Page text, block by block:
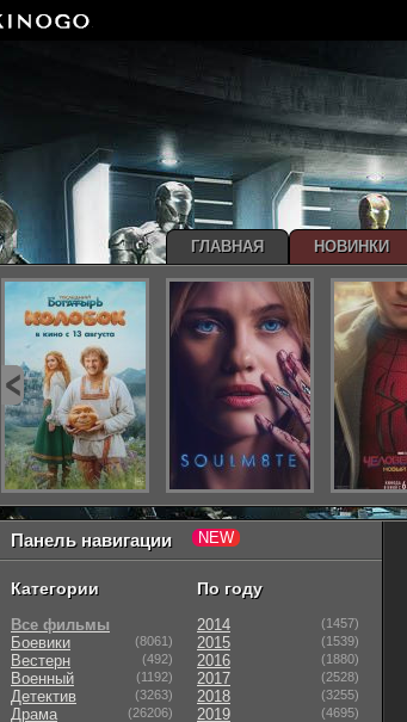
Панель навигации
Категории
Все фильмы
Боевики
(8061)
Вестерн (492)
Военный (1192)
Детектив (3263)
Драма (26206)
По году
2014 (1457)
2015 (1539)
2016 (1880)
2017 (2528)
2018 (3255)
2019 (4695)
ГЛАВНАЯ НОВИНКИ